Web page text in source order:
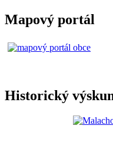
Mapový portál
Historický